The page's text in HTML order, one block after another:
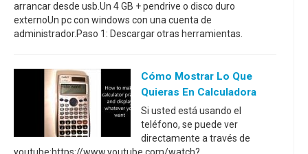
arrancar desde usb.Un 4 GB + pendrive o disco duro
externoUn pc con windows con una cuenta de
administrador.Paso 1: Descargar otras herramientas.
Cómo Mostrar Lo Que
Quieras En Calculadora
Si usted está usando el
teléfono, se puede ver
directamente a través de